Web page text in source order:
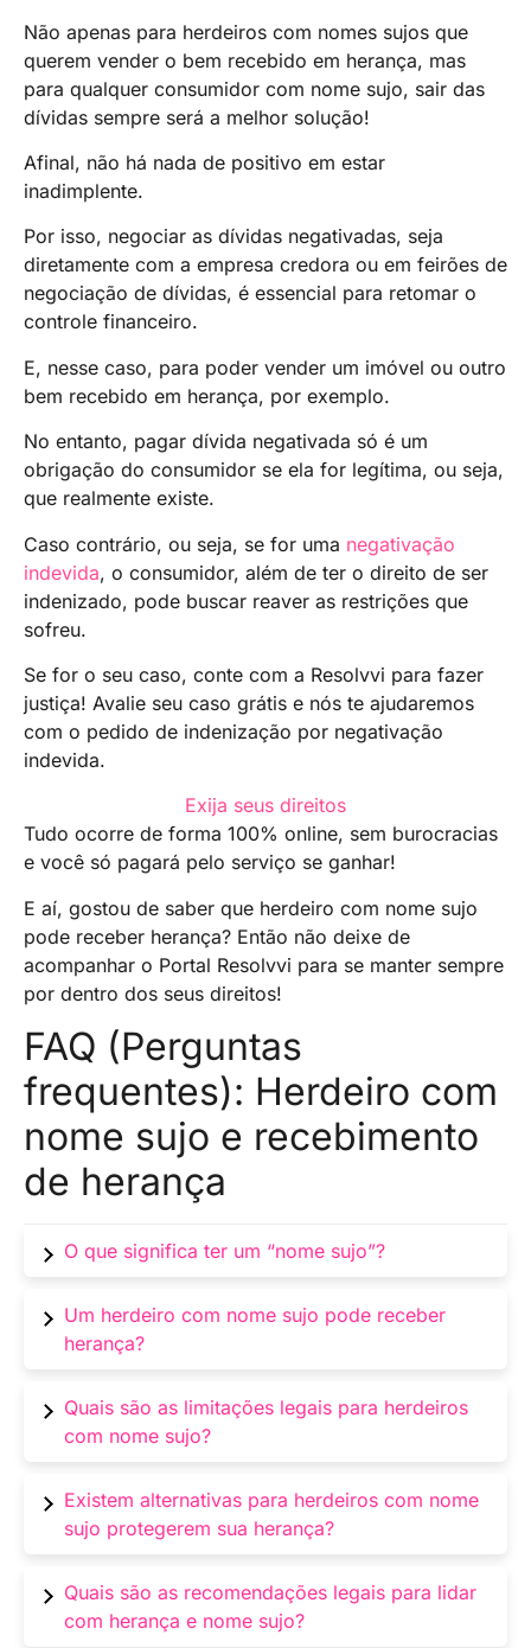
Não apenas para herdeiros com nomes sujos que
querem vender o bem recebido em herança, mas
para qualquer consumidor com nome sujo, sair das
dívidas sempre será a melhor solução!
Afinal, não há nada de positivo em estar
inadimplente.
Por isso, negociar as dívidas negativadas, seja
diretamente com a empresa credora ou em feirões de
negociação de dívidas, é essencial para retomar o
controle financeiro.
E, nesse caso, para poder vender um imóvel ou outro
bem recebido em herança, por exemplo.
No entanto, pagar dívida negativada só é um
obrigação do consumidor se ela for legítima, ou seja,
que realmente existe.
Caso contrário, ou seja, se for uma negativação
indevida, o consumidor, além de ter o direito de ser
indenizado, pode buscar reaver as restrições que
sofreu.
Se for o seu caso, conte com a Resolvvi para fazer
justiça! Avalie seu caso grátis e nós te ajudaremos
com o pedido de indenização por negativação
indevida.
Exija seus direitos
Tudo ocorre de forma 100% online, sem burocracias
e você só pagará pelo serviço se ganhar!
E aí, gostou de saber que herdeiro com nome sujo
pode receber herança? Então não deixe de
acompanhar o Portal Resolvvi para se manter sempre
por dentro dos seus direitos!
FAQ (Perguntas
frequentes): Herdeiro com
nome sujo e recebimento
de herança
O que significa ter um “nome sujo”?
Ter um “nome sujo” é uma expressão
popularmente usada para se referir a pessoas
com restrições financeiras ou problemas
atraso, registros de inadimplência ou
pendências judiciais.
Um herdeiro com nome sujo pode receber
herança?
Em geral, o fato de um herdeiro ter um “nome
sujo” não impede o recebimento da herança.
No entanto, é importante estar ciente de que
podem afetar o patrimônio recebido, como o
impedimento de vender bens recebidos em
Quais são as limitações legais para herdeiros
com nome sujo?
Embora seja possível receber herança mesmo
com o nome sujo, o herdeiro não poderá
vender o bem recebido, como imóveis, por
Existem alternativas para herdeiros com nome
sujo protegerem sua herança?
Sim, existem alternativas para proteger a
herança de um herdeiro com nome sujo. Uma
opção é criar uma estrutura de proteção, como
Quais são as recomendações legais para lidar
com herança e nome sujo?